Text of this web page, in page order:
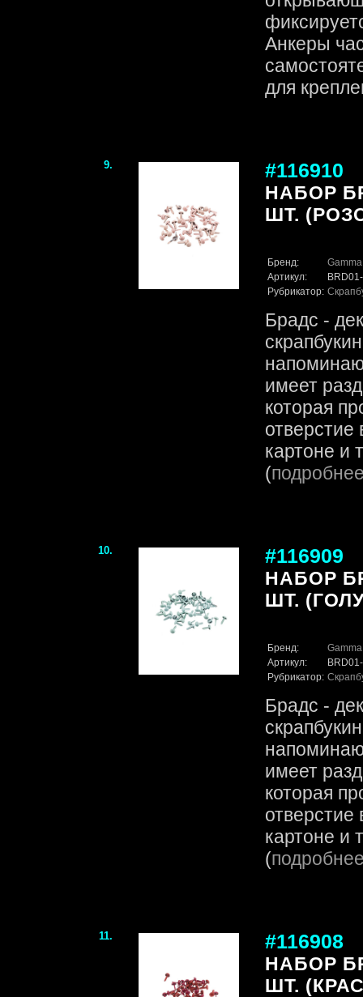
Анкеры
для
9. #116910
НАБОР
ШТ.
Бренд:
Gamma
Артикул:
Рубрикатор:
Брадс -
имеет
которая
отверстие
картоне и
(
10. #116909
НАБОР
ШТ.
Бренд:
Gamma
Артикул:
Рубрикатор:
Брадс -
имеет
которая
отверстие
картоне и
(
11. #116908
НАБОР
ШТ.